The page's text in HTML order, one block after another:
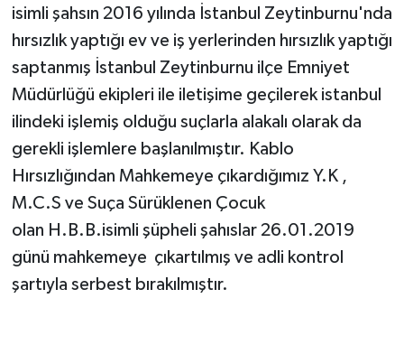
isimli şahsın 2016 yılında İstanbul Zeytinburnu'nda
hırsızlık yaptığı ev ve iş yerlerinden hırsızlık yaptığı
saptanmış İstanbul Zeytinburnu ilçe Emniyet
Müdürlüğü ekipleri ile iletişime geçilerek istanbul
ilindeki işlemiş olduğu suçlarla alakalı olarak da
gerekli işlemlere başlanılmıştır. Kablo
Hırsızlığından Mahkemeye çıkardığımız Y.K ,
M.C.S ve Suça Sürüklenen Çocuk
olan H.B.B.isimli şüpheli şahıslar 26.01.2019
günü mahkemeye çıkartılmış ve adli kontrol
şartıyla serbest bırakılmıştır.